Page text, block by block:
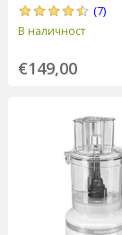
(7)
В наличност
€149,00